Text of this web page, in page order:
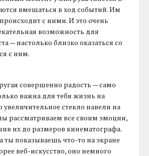
вмешаться в ход событий. Им
с ними. И это очень
возможность для
— настолько близко оказаться со
с ним.
совершенно радость — само
важна для тебя жизнь на
увеличительное стекло навели на
рассматриваем все своим эмоции,
их до размеров кинематографа.
ты показываешь что-то на экране
веб-искусство, оно немного